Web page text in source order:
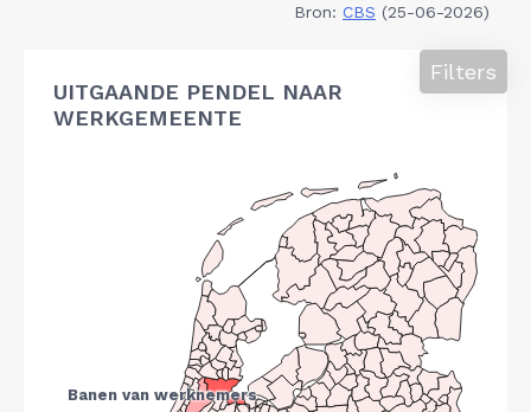
Bron: CBS (25-06-2026)
UITGAANDE PENDEL NAAR
WERKGEMEENTE
Filters